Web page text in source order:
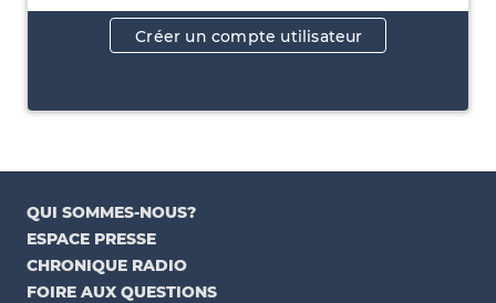
Créer un compte utilisateur
QUI SOMMES-NOUS?
ESPACE PRESSE
CHRONIQUE RADIO
FOIRE AUX QUESTIONS